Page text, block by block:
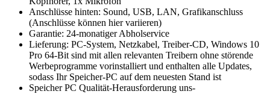
Anschlüsse hinten: Sound, USB, LAN, Grafikanschluss
(Anschlüsse können hier variieren)
Garantie: 24-monatiger Abholservice
Lieferung: PC-System, Netzkabel, Treiber-CD, Windows 10
Pro 64-Bit sind mit allen relevanten Treibern ohne störende
Werbeprogramme vorinstalliert und enthalten alle Updates,
sodass Ihr Speicher-PC auf dem neuesten Stand ist
Speicher PC Qualität-Herausforderung uns-